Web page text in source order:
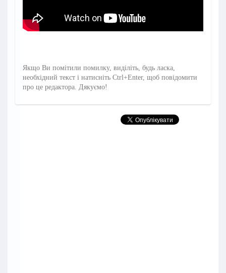
Якщо Ви помітили помилку, виділіть, будь ласка,
необхідний текст і натисніть Ctrl+Enter, щоб повідомити
про це редактора. Дякуємо!